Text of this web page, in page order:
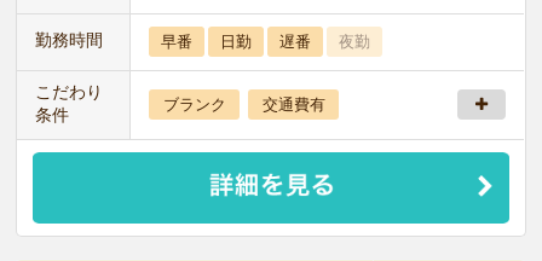
勤務時間 早番 日勤 遅番 夜勤
こだわり
条件
ブランク 交通費有